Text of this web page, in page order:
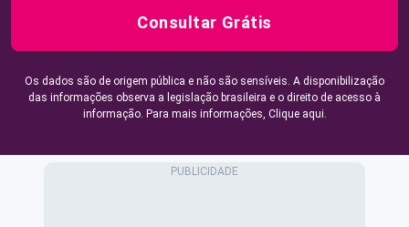
Consultar Grátis
Os dados são de origem pública e não são sensíveis. A disponibilização
das informações observa a legislação brasileira e o direito de acesso à
informação. Para mais informações, Clique aqui.